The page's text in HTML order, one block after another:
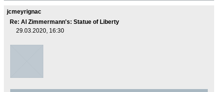
jcmeyrignac
Re: Al Zimmermann's: Statue of Liberty
29.03.2020, 16:30